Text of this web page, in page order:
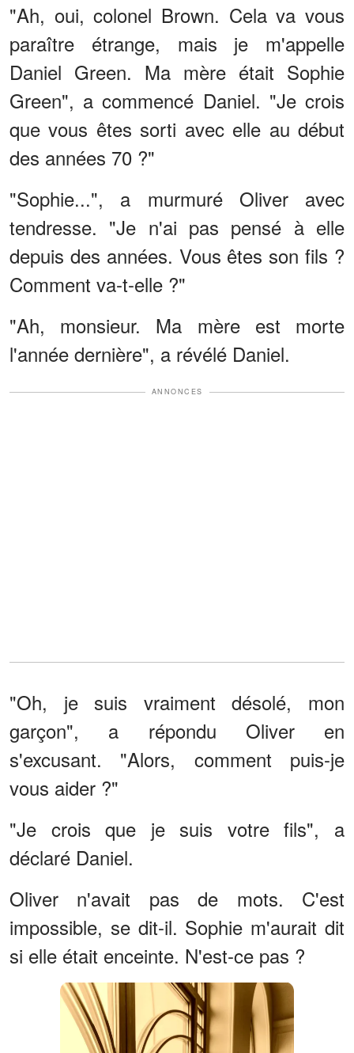
"Ah, oui, colonel Brown. Cela va vous
paraître étrange, mais je m'appelle
Daniel Green. Ma mère était Sophie
Green", a commencé Daniel. "Je crois
que vous êtes sorti avec elle au début
des années 70 ?"
"Sophie...", a murmuré Oliver avec
tendresse. "Je n'ai pas pensé à elle
depuis des années. Vous êtes son fils ?
Comment va-t-elle ?"
"Ah, monsieur. Ma mère est morte
l'année dernière", a révélé Daniel.
ANNONCES
"Oh, je suis vraiment désolé, mon
garçon", a répondu Oliver en
s'excusant. "Alors, comment puis-je
vous aider ?"
"Je crois que je suis votre fils", a
déclaré Daniel.
Oliver n'avait pas de mots. C'est
impossible, se dit-il. Sophie m'aurait dit
si elle était enceinte. N'est-ce pas ?